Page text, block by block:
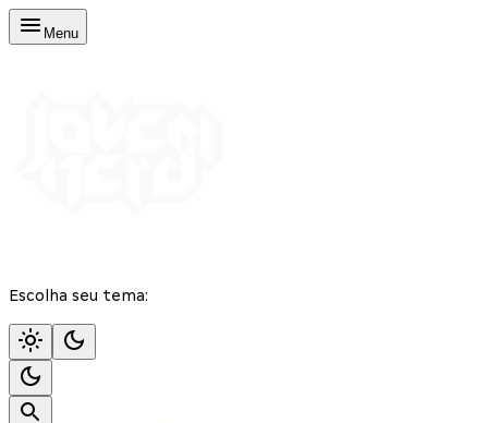
Menu
Escolha seu tema: